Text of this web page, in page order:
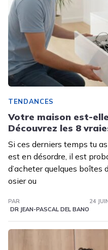
TENDANCES
Votre maison est-
Découvrez les 8
Si ces derniers temps tu
est en désordre, il est
d’acheter quelques boîtes
osier ou
PAR
DR JEAN-PASCAL DEL BANO
24